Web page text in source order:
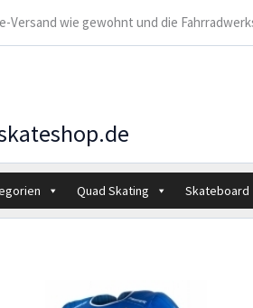
Versand wie gewohnt und die
Quad Skating Skateboard